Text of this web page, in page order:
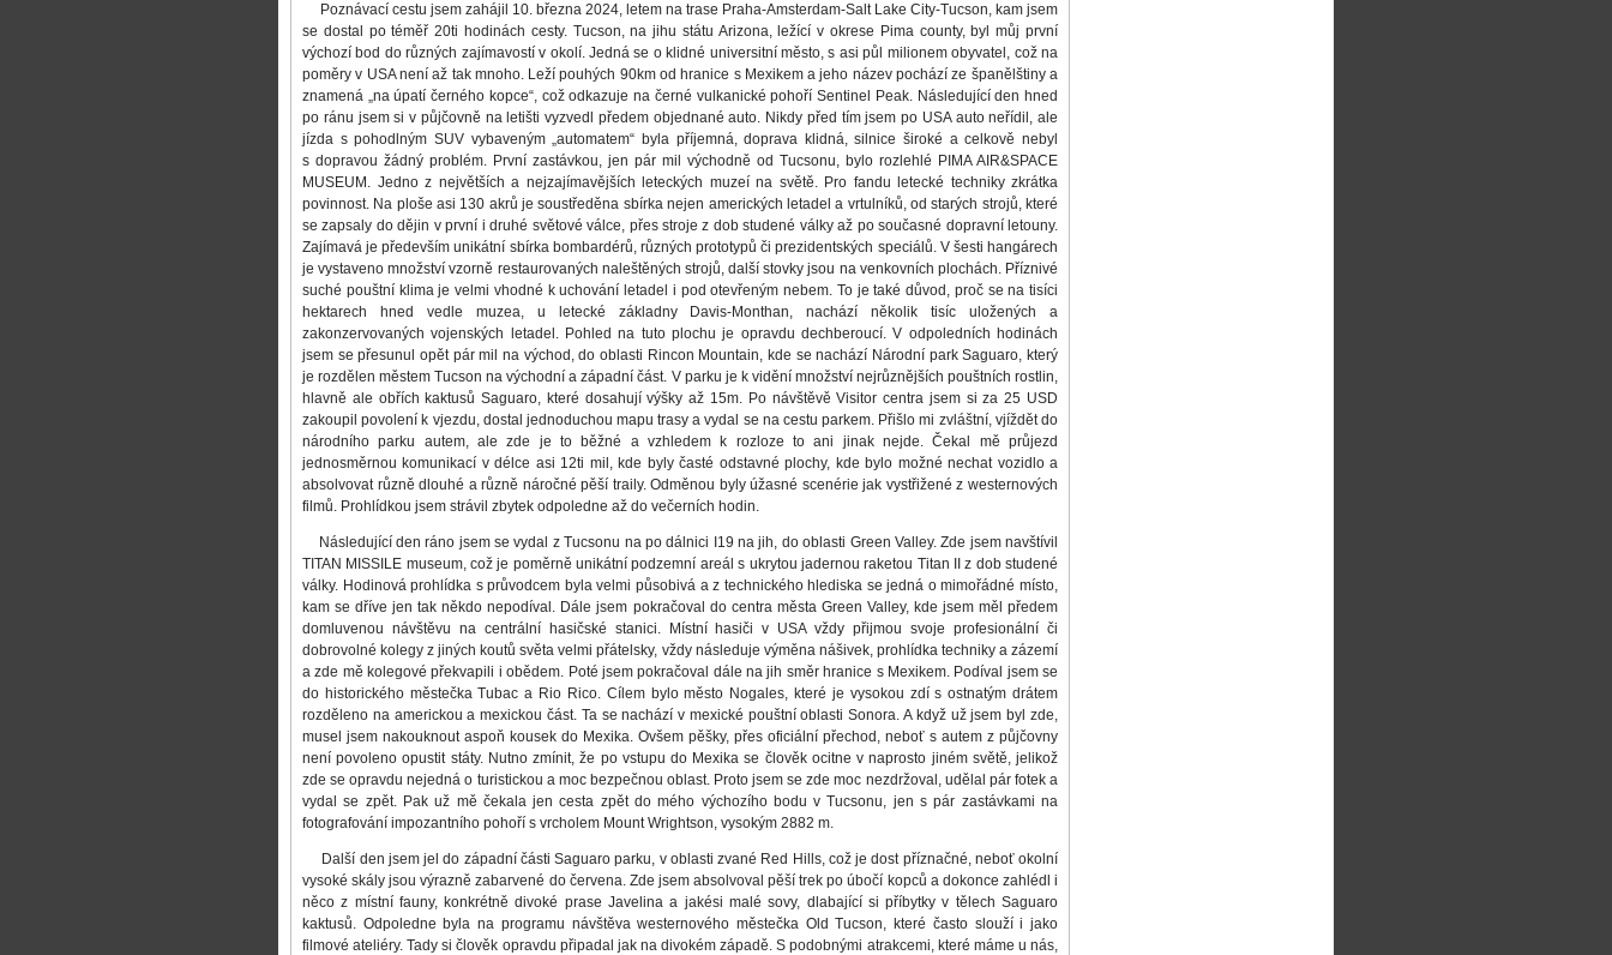
Poznávací cestu jsem zahájil 10. března 2024, letem na trase Praha-Amsterdam-Salt Lake City-Tucson, kam jsem
se dostal po téměř 20ti hodinách cesty. Tucson, na jihu státu Arizona, ležící v okrese Pima county, byl můj první
výchozí bod do různých zajímavostí v okolí. Jedná se o klidné universitní město, s asi půl milionem obyvatel, což na
poměry v USA není až tak mnoho. Leží pouhých 90km od hranice s Mexikem a jeho název pochází ze španělštiny a
znamená „na úpatí černého kopce“, což odkazuje na černé vulkanické pohoří Sentinel Peak. Následující den hned
po ránu jsem si v půjčovně na letišti vyzvedl předem objednané auto. Nikdy před tím jsem po USA auto neřídil, ale
jízda s pohodlným SUV vybaveným „automatem“ byla příjemná, doprava klidná, silnice široké a celkově nebyl
s dopravou žádný problém. První zastávkou, jen pár mil východně od Tucsonu, bylo rozlehlé PIMA AIR&SPACE
MUSEUM. Jedno z největších a nejzajímavějších leteckých muzeí na světě. Pro fandu letecké techniky zkrátka
povinnost. Na ploše asi 130 akrů je soustředěna sbírka nejen amerických letadel a vrtulníků, od starých strojů, které
se zapsaly do dějin v první i druhé světové válce, přes stroje z dob studené války až po současné dopravní letouny.
Zajímavá je především unikátní sbírka bombardérů, různých prototypů či prezidentských speciálů. V šesti hangárech
je vystaveno množství vzorně restaurovaných naleštěných strojů, další stovky jsou na venkovních plochách. Příznivé
suché pouštní klima je velmi vhodné k uchování letadel i pod otevřeným nebem. To je také důvod, proč se na tisíci
hektarech hned vedle muzea, u letecké základny Davis-Monthan, nachází několik tisíc uložených a
zakonzervovaných vojenských letadel. Pohled na tuto plochu je opravdu dechberoucí. V odpoledních hodinách
jsem se přesunul opět pár mil na východ, do oblasti Rincon Mountain, kde se nachází Národní park Saguaro, který
je rozdělen městem Tucson na východní a západní část. V parku je k vidění množství nejrůznějších pouštních rostlin,
hlavně ale obřích kaktusů Saguaro, které dosahují výšky až 15m. Po návštěvě Visitor centra jsem si za 25 USD
zakoupil povolení k vjezdu, dostal jednoduchou mapu trasy a vydal se na cestu parkem. Přišlo mi zvláštní, vjíždět do
národního parku autem, ale zde je to běžné a vzhledem k rozloze to ani jinak nejde. Čekal mě průjezd
jednosměrnou komunikací v délce asi 12ti mil, kde byly časté odstavné plochy, kde bylo možné nechat vozidlo a
absolvovat různě dlouhé a různě náročné pěší traily. Odměnou byly úžasné scenérie jak vystřižené z westernových
filmů. Prohlídkou jsem strávil zbytek odpoledne až do večerních hodin.
Následující den ráno jsem se vydal z Tucsonu na po dálnici I19 na jih, do oblasti Green Valley. Zde jsem navštívil
TITAN MISSILE museum, což je poměrně unikátní podzemní areál s ukrytou jadernou raketou Titan II z dob studené
války. Hodinová prohlídka s průvodcem byla velmi působivá a z technického hlediska se jedná o mimořádné místo,
kam se dříve jen tak někdo nepodíval. Dále jsem pokračoval do centra města Green Valley, kde jsem měl předem
domluvenou návštěvu na centrální hasičské stanici. Místní hasiči v USA vždy přijmou svoje profesionální či
dobrovolné kolegy z jiných koutů světa velmi přátelsky, vždy následuje výměna nášivek, prohlídka techniky a zázemí
a zde mě kolegové překvapili i obědem. Poté jsem pokračoval dále na jih směr hranice s Mexikem. Podíval jsem se
do historického městečka Tubac a Rio Rico. Cílem bylo město Nogales, které je vysokou zdí s ostnatým drátem
rozděleno na americkou a mexickou část. Ta se nachází v mexické pouštní oblasti Sonora. A když už jsem byl zde,
musel jsem nakouknout aspoň kousek do Mexika. Ovšem pěšky, přes oficiální přechod, neboť s autem z půjčovny
není povoleno opustit státy. Nutno zmínit, že po vstupu do Mexika se člověk ocitne v naprosto jiném světě, jelikož
zde se opravdu nejedná o turistickou a moc bezpečnou oblast. Proto jsem se zde moc nezdržoval, udělal pár fotek a
vydal se zpět. Pak už mě čekala jen cesta zpět do mého výchozího bodu v Tucsonu, jen s pár zastávkami na
fotografování impozantního pohoří s vrcholem Mount Wrightson, vysokým 2882 m.
Další den jsem jel do západní části Saguaro parku, v oblasti zvané Red Hills, což je dost příznačné, neboť okolní
vysoké skály jsou výrazně zabarvené do červena. Zde jsem absolvoval pěší trek po úbočí kopců a dokonce zahlédl i
něco z místní fauny, konkrétně divoké prase Javelina a jakési malé sovy, dlabající si příbytky v tělech Saguaro
kaktusů. Odpoledne byla na programu návštěva westernového městečka Old Tucson, které často slouží i jako
filmové ateliéry. Tady si člověk opravdu připadal jak na divokém západě. S podobnými atrakcemi, které máme u nás,